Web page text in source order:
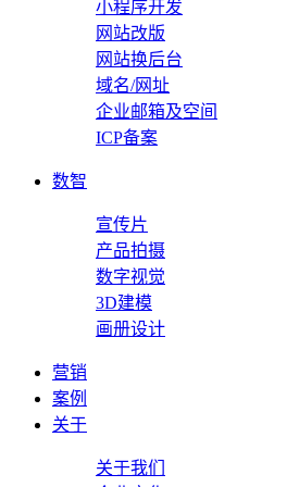
小程序开发
网站改版
网站换后台
域名/网址
企业邮箱及空间
ICP备案
数智
宣传片
产品拍摄
数字视觉
3D建模
画册设计
营销
案例
关于
关于我们